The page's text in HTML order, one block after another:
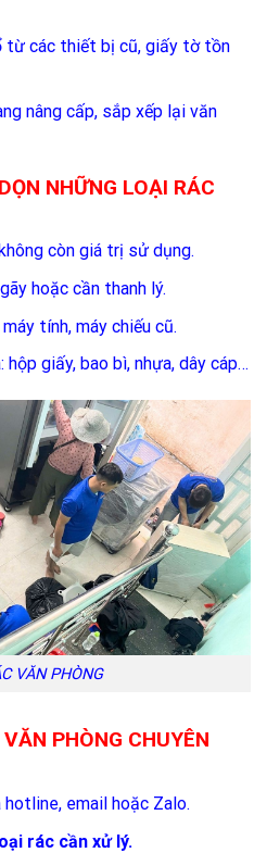
từ các thiết bị cũ, giấy tờ tồn
nâng cấp, sắp xếp lại văn
NHỮNG LOẠI RÁC
còn giá trị sử dụng.
hoặc cần thanh lý.
tính, máy chiếu cũ.
giấy, bao bì, nhựa, dây cáp…
VĂN PHÒNG
PHÒNG CHUYÊN
email hoặc Zalo.
rác cần xử lý.